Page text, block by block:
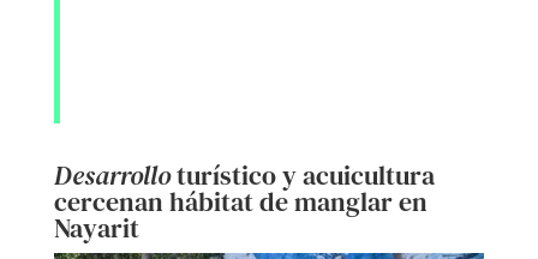
Desarrolloturístico y acuicultura
cercenan hábitat de manglar en
Nayarit